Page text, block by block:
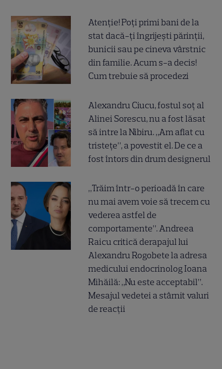
Atenție! Poți primi bani de la
stat dacă-ți îngrijești părinții,
bunicii sau pe cineva vârstnic
din familie. Acum s-a decis!
Cum trebuie să procedezi
Alexandru Ciucu, fostul soț al
Alinei Sorescu, nu a fost lăsat
să intre la Nibiru. „Am aflat cu
tristețe”, a povestit el. De ce a
fost întors din drum designerul
„Trăim într-o perioadă în care
nu mai avem voie să trecem cu
vederea astfel de
comportamente”. Andreea
Raicu critică derapajul lui
Alexandru Rogobete la adresa
medicului endocrinolog Ioana
Mihăilă: „Nu este acceptabil”.
Mesajul vedetei a stârnit valuri
de reacții